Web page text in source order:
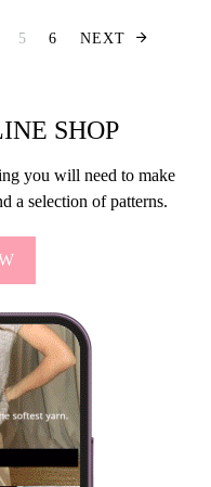
5 6 NEXT
SHOP
you will need to make
a selection of patterns.